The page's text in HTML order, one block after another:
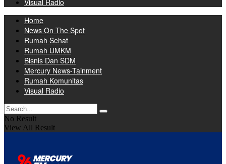
Visual Radio
Home
News On The Spot
Rumah Sehat
Rumah UMKM
Bisnis Dan SDM
Mercury News-Tainment
Rumah Komunitas
Visual Radio
No Result
View All Result